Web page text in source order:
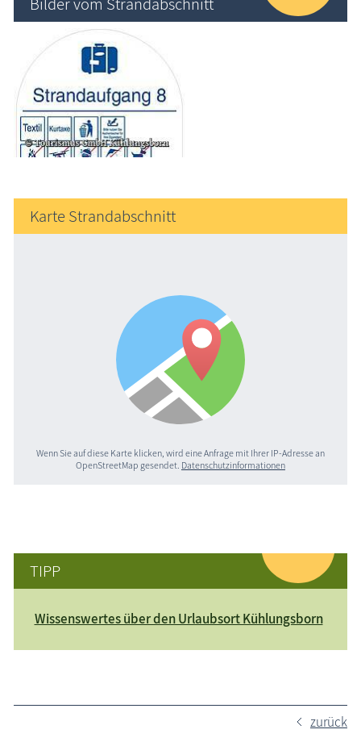
Karte Strandabschnitt
Wenn Sie auf diese Karte klicken, wird eine Anfrage mit Ihrer IP-Adresse an
OpenStreetMap gesendet. Datenschutzinformationen
TIPP
Wissenswertes über den Urlaubsort Kühlungsborn
zurück